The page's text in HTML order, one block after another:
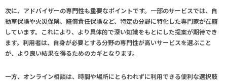
次に、アドバイザーの専門性も重要なポイントです。一部のサービスでは、自
動車保険や火災保険、賠償責任保険など、特定の分野に特化した専門家が在籍
しています。これにより、より具体的で深い知識をもとにした提案が期待でき
ます。利用者は、自身が必要とする分野の専門性が高いサービスを選ぶこと
が、より良い結果を得るためのカギとなります。
一方、オンライン相談は、時間や場所にとらわれずに利用できる便利な選択肢